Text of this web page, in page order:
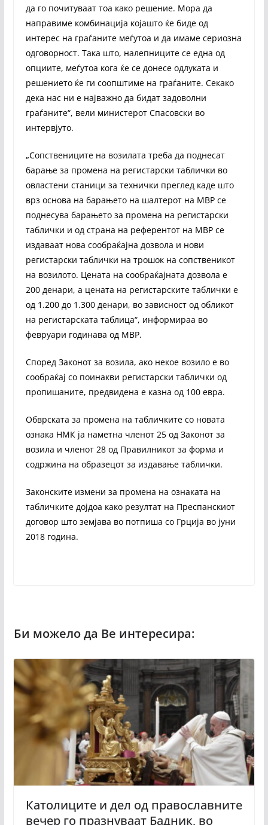
да го почитуваат тоа како решение. Мора да
направиме комбинација којашто ќе биде од
интерес на граѓаните меѓутоа и да имаме сериозна
одговорност. Така што, налепниците се една од
опциите, меѓутоа кога ќе се донесе одлуката и
решението ќе ги соопштиме на граѓаните. Секако
дека нас ни е најважно да бидат задоволни
граѓаните“, вели министерот Спасовски во
интервјуто.
„Сопствениците на возилата треба да поднесат
барање за промена на регистарски таблички во
овластени станици за технички преглед каде што
врз основа на барањето на шалтерот на МВР се
поднесува барањето за промена на регистарски
таблички и од страна на референтот на МВР се
издаваат нова сообраќајна дозвола и нови
регистарски таблички на трошок на сопственикот
на возилото. Цената на сообраќајната дозвола е
200 денари, а цената на регистарските таблички е
од 1.200 до 1.300 денари, во зависност од обликот
на регистарската таблица“, информираа во
февруари годинава од МВР.
Според Законот за возила, ако некое возило е во
сообраќај со поинакви регистарски таблички од
пропишаните, предвидена е казна од 100 евра.
Обврската за промена на табличките со новата
ознака НМК ја наметна членот 25 од Законот за
возила и членот 28 од Правилникот за форма и
содржина на образецот за издавање таблички.
Законските измени за промена на ознаката на
табличките дојдоа како резултат на Преспанскиот
договор што земјава во потпиша со Грција во јуни
2018 година.
Католиците и дел од православните
вечер го празнуваат Бадник, во